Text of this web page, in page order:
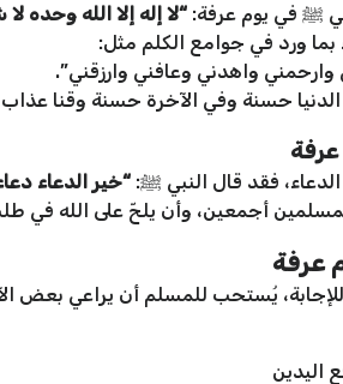
ﷺ في يوم عرفة: “لا إله إلا الله
ورد في جوامع الكلم مثل:
وارحمني واهدني وعافني وارزقني”.
الدنيا حسنة وفي الآخرة حسنة وقنا عذاب
فقد قال النبي ﷺ: “خير الدعاء
أجمعين، وأن يلحّ على الله في
عرفة
يُستحب للمسلم أن يراعي بعض
اليدين